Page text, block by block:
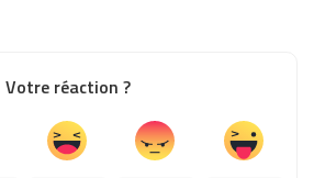
Votre réaction ?